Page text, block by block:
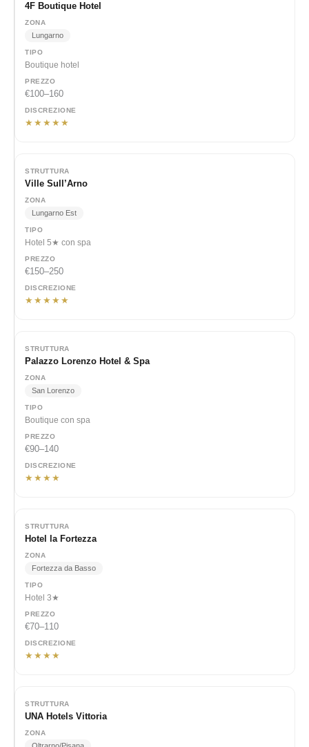
4F Boutique Hotel
Lungarno
Boutique hotel
€100–160
★★★★★
Ville Sull’Arno
Lungarno Est
Hotel 5★ con spa
€150–250
★★★★★
Palazzo Lorenzo Hotel & Spa
San Lorenzo
Boutique con spa
€90–140
★★★★
Hotel la Fortezza
Fortezza da Basso
Hotel 3★
€70–110
★★★★
UNA Hotels Vittoria